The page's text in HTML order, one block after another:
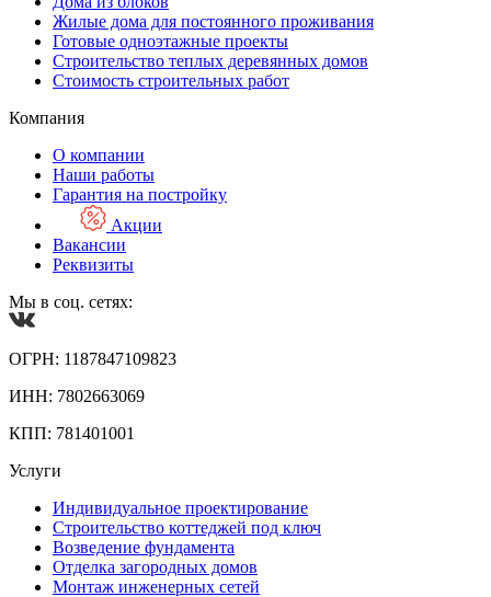
Жилые дома для постоянного проживания
Готовые одноэтажные проекты
Строительство теплых деревянных домов
Стоимость строительных работ
Компания
О компании
Наши работы
Гарантия на постройку
Акции
Вакансии
Реквизиты
Мы в соц. сетях:
ОГРН: 1187847109823
ИНН: 7802663069
КПП: 781401001
Услуги
Индивидуальное проектирование
Строительство коттеджей под ключ
Возведение фундамента
Отделка загородных домов
Монтаж инженерных сетей